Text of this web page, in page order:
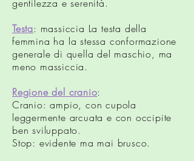
gentilezza e serenità.
Testa: massiccia La testa della
femmina ha la stessa conformazione
generale di quella del maschio, ma
meno massiccia.
Regione del cranio:
Cranio: ampio, con cupola
leggermente arcuata e con occipite
ben sviluppato.
Stop: evidente ma mai brusco.